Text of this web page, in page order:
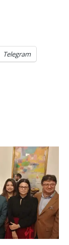
Telegram